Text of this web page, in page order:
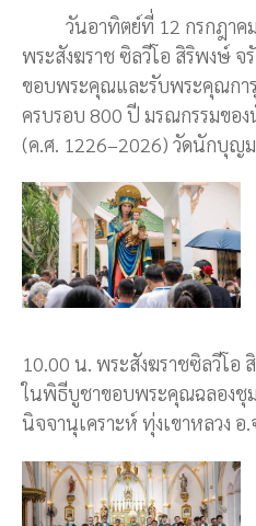
วันอาทิตย์ที่ 12 กรกฎาคม
พระสังฆราช ซิลวีโอ สิริพงษ์
ขอบพระคุณและรับพระคุณกา
ครบรอบ 800 ปี มรณกรรมขอ
(ค.ศ. 1226–2026) วัดนักบุญม
10.00 น. พระสังฆราชซิลวีโอ
ในพิธีบูชาขอบพระคุณฉลองชุ
นิจจานุเคราะห์ ทุ่งเขาหลวง อ